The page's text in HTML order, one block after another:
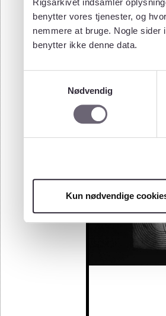
benytter vores tjenester, og
nemmere at bruge. Nogle
benytter ikke denne data.
Nødvendig
Kun nødvendige